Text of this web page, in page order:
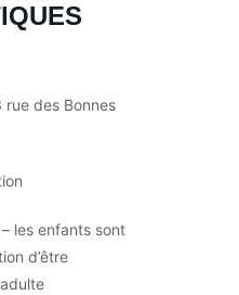
rue des Bonnes
les enfants sont
d’être